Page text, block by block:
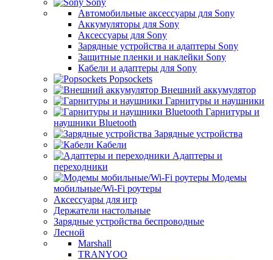
Sony
Автомобильные аксессуары для Sony
Аккумуляторы для Sony
Аксессуары для Sony
Зарядные устройства и адаптеры Sony
Защитные пленки и наклейки Sony
Кабели и адаптеры для Sony
Popsockets
Внешний аккумулятор
Гарнитуры и наушники
Гарнитуры и
наушники Bluetooth
Зарядные устройства
Кабели
Адаптеры и
переходники
Модемы
мобильные/Wi-Fi роутеры
Аксессуары для игр
Держатели настольные
Зарядные устройства беспроводные
Лесной
Marshall
TRANYOO